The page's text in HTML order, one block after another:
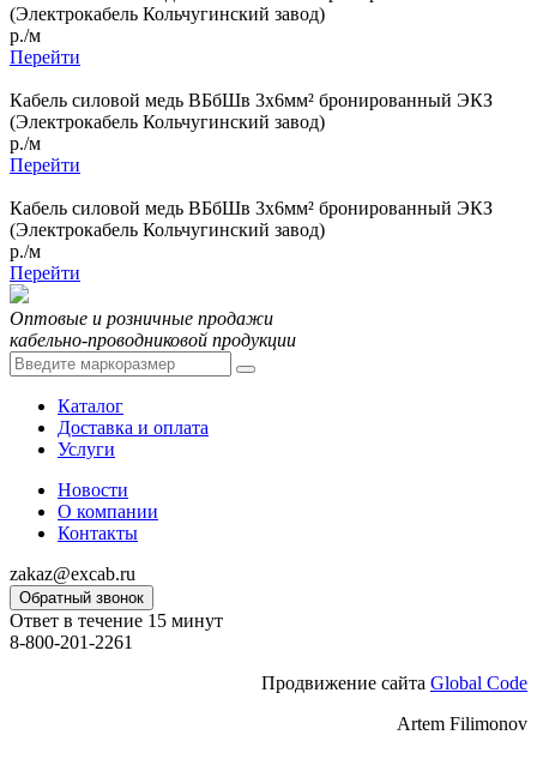
(Электрокабель Кольчугинский завод)
р./м
Перейти
Кабель силовой медь ВБбШв 3x6мм² бронированный ЭКЗ
(Электрокабель Кольчугинский завод)
р./м
Перейти
Кабель силовой медь ВБбШв 3x6мм² бронированный ЭКЗ
(Электрокабель Кольчугинский завод)
р./м
Перейти
Оптовые и розничные продажи
кабельно-проводниковой продукции
Каталог
Доставка и оплата
Услуги
Новости
О компании
Контакты
zakaz@excab.ru
Обратный звонок
Ответ в течение 15 минут
8-800-201-2261
Продвижение сайта Global Code
Artem Filimonov